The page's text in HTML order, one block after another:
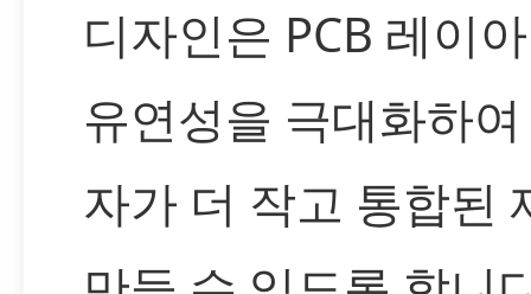
디자인은 PCB 레이
유연성을 극대화하
자가 더 작고 통합된